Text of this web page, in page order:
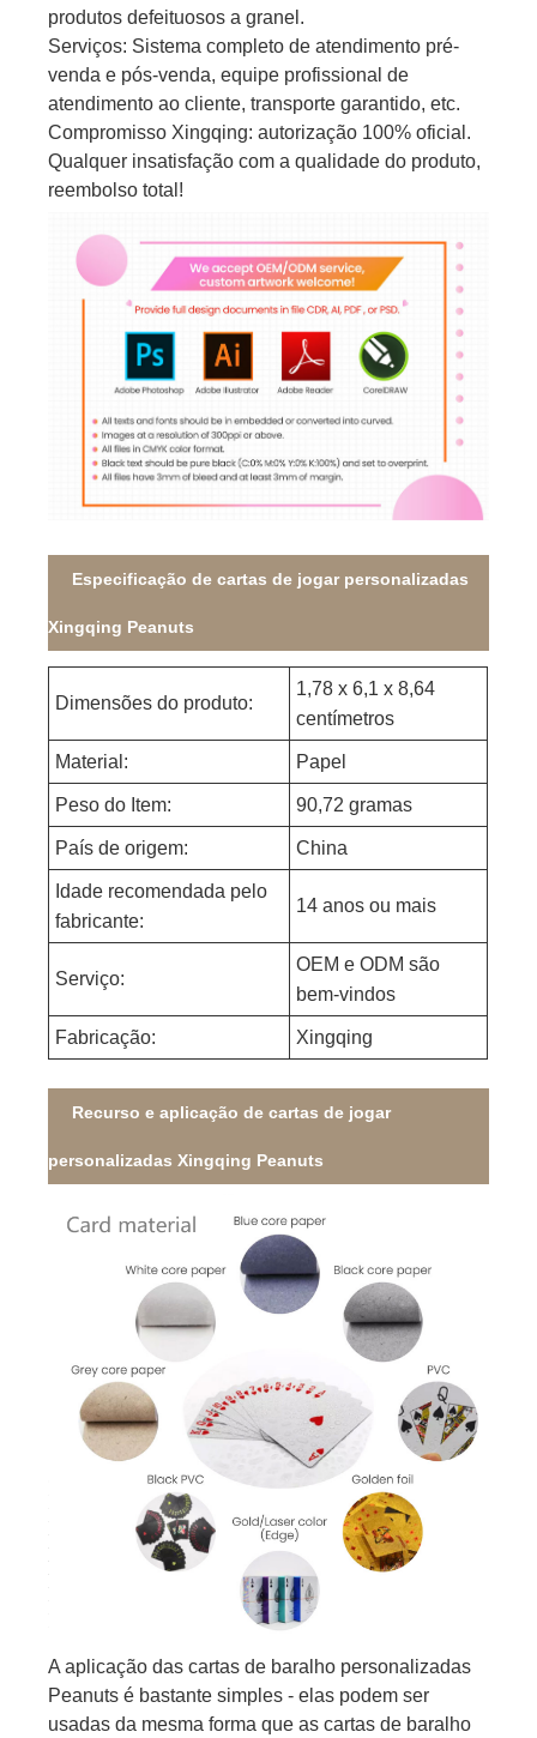
produtos defeituosos a granel.
Serviços: Sistema completo de atendimento pré-
venda e pós-venda, equipe profissional de
atendimento ao cliente, transporte garantido, etc.
Compromisso Xingqing: autorização 100% oficial.
Qualquer insatisfação com a qualidade do produto,
reembolso total!
Especificação de cartas de jogar personalizadas
Xingqing Peanuts
Dimensões do produto:
1,78 x 6,1 x 8,64
centímetros
Material: Papel
Peso do Item: 90,72 gramas
País de origem: China
Idade recomendada pelo
fabricante:
14 anos ou mais
Serviço:
OEM e ODM são
bem-vindos
Fabricação: Xingqing
Recurso e aplicação de cartas de jogar
personalizadas Xingqing Peanuts
A aplicação das cartas de baralho personalizadas
Peanuts é bastante simples - elas podem ser
usadas da mesma forma que as cartas de baralho